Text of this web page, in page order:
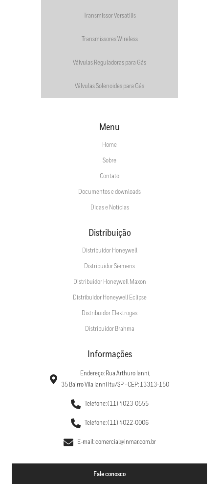
Transmissor Versatilis
Transmissores Wireless
Válvulas Reguladoras para Gás
Válvulas Solenoides para Gás
Menu
Home
Sobre
Contato
Documentos e downloads
Dicas e Notícias
Distribuição
Distribuidor Honeywell
Distribuidor Siemens
Distribuidor Honeywell Maxon
Distribuidor Honeywell Eclipse
Distribuidor Elektrogas
Distribuidor Brahma
Informações
Endereço: Rua Arthuro Ianni,
35 Bairro Vila Ianni Itu/SP - CEP: 13313-150
Telefone: (11) 4023-0555
Telefone: (11) 4022-0006
E-mail: comercial@inmar.com.br
Fale conosco